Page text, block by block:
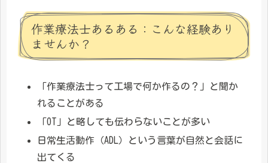
作業療法士あるある：こんな経験あり
ませんか？
「作業療法士って工場で何か作るの？」と聞か
れることがある
「OT」と略しても伝わらないことが多い
日常生活動作（ADL）という言葉が自然と会話に
出てくる